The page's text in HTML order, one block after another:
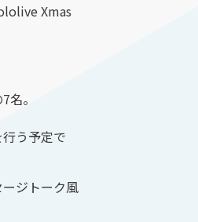
Xmas
。
う予定で
ジトーク風